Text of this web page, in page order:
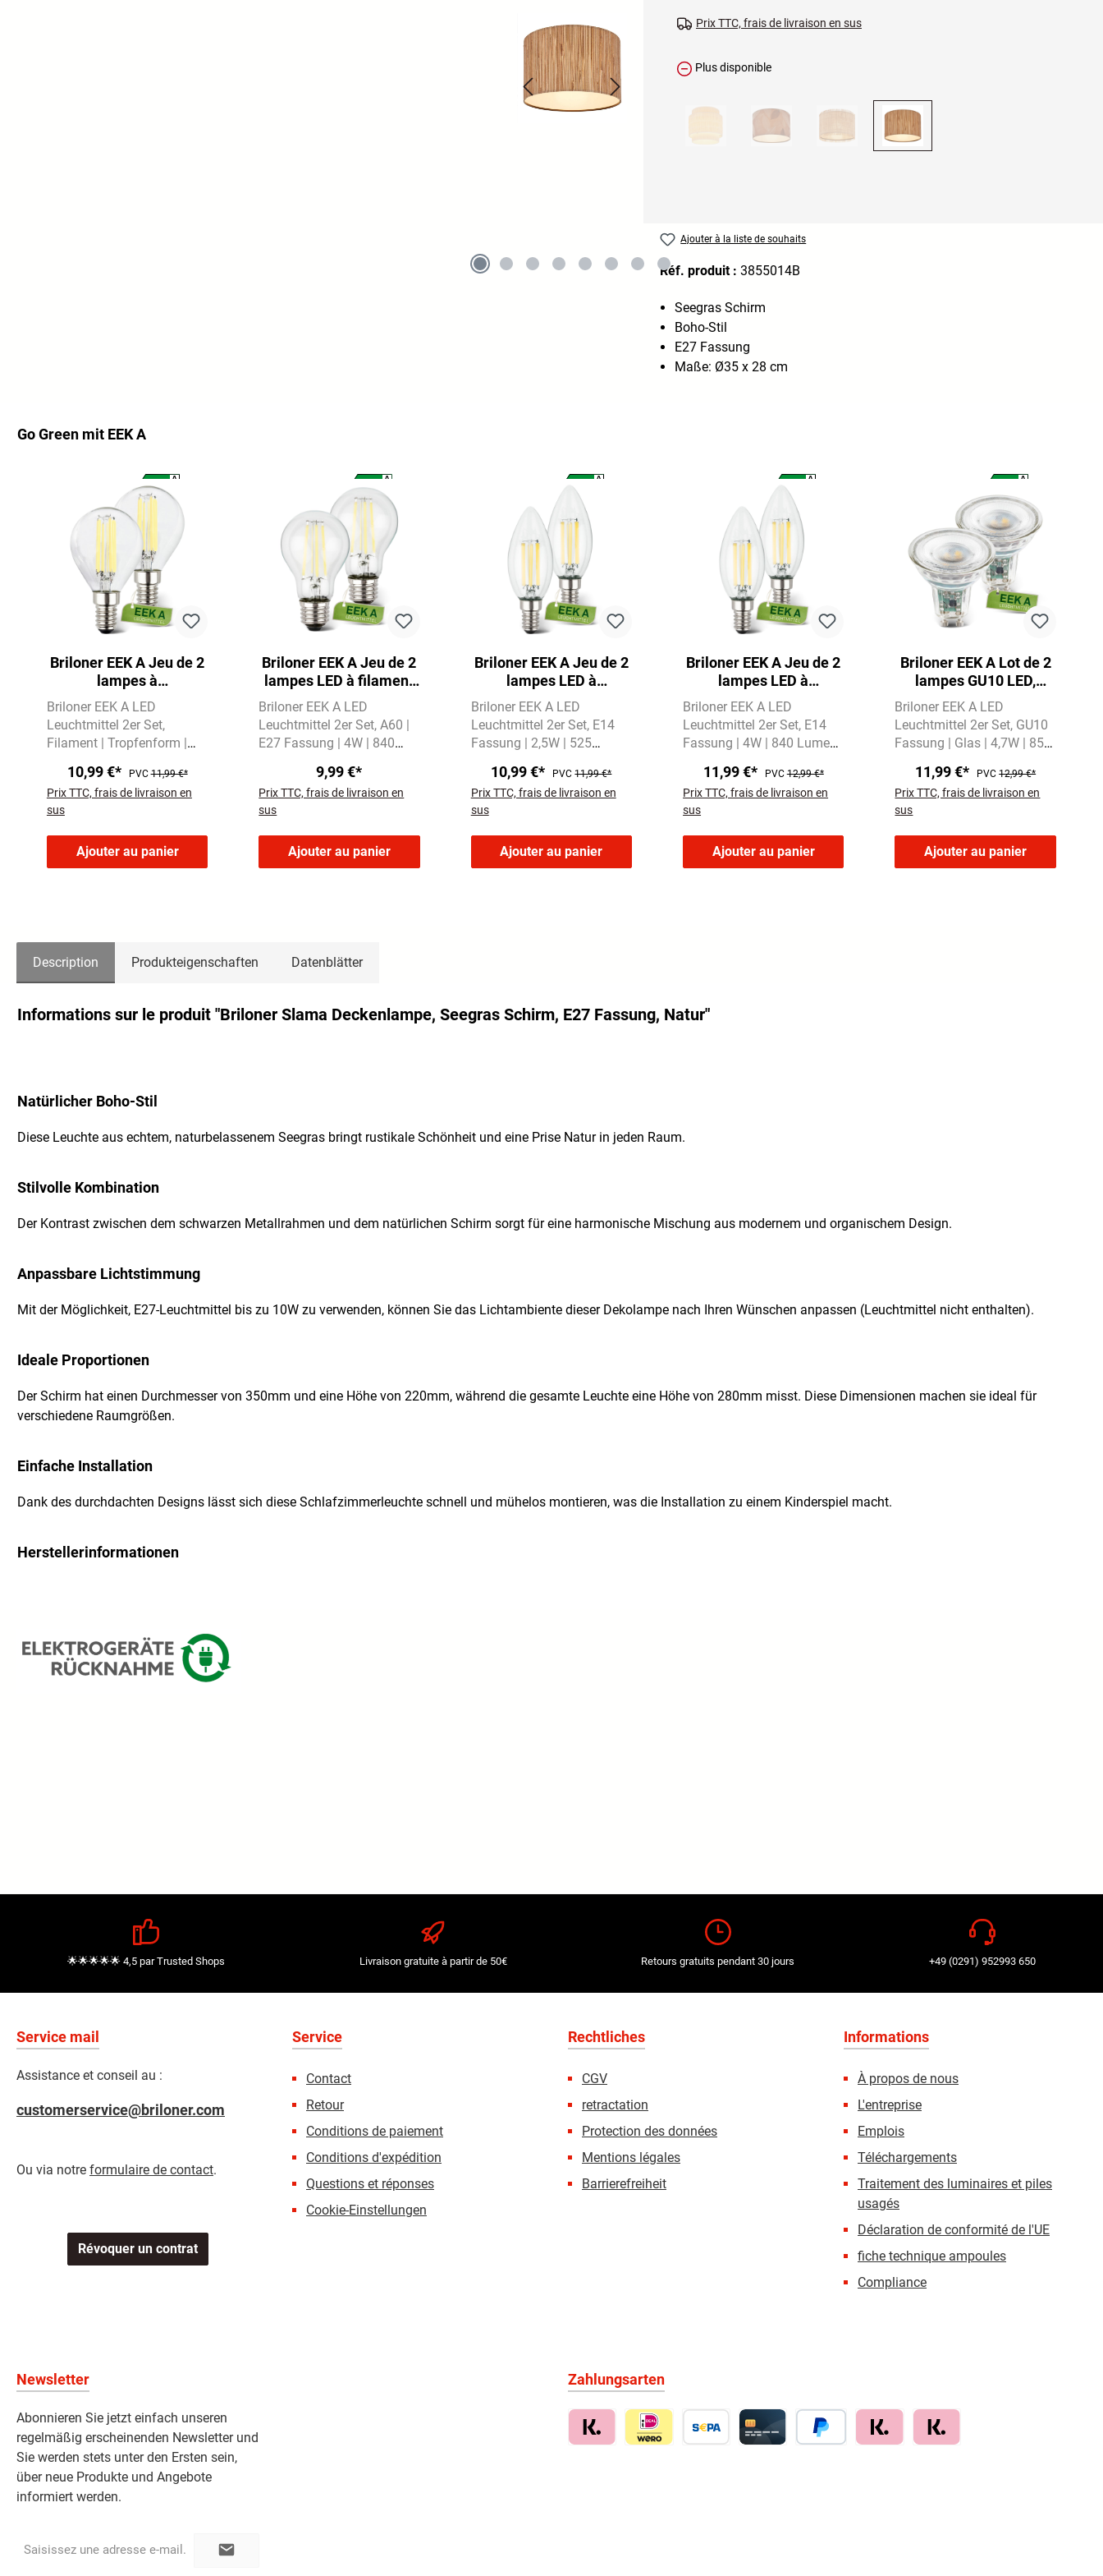
Prix TTC, frais de livraison en sus
Plus disponible
Ajouter à la liste de souhaits
Réf. produit : 3855014B
Seegras Schirm
Boho-Stil
E27 Fassung
Maße: Ø35 x 28 cm
Go Green mit EEK A
A
A
G
Briloner EEK A Jeu de 2
lampes à
incandescence LED E14,
lumière blanc chaud,
gouttelette
Briloner EEK A LED
Leuchtmittel 2er Set
Filament | Tropfenform |
Warmweißes Licht mit
3000 Kelvin
10,99 €* PVC11,99 €*
Prix TTC, frais de livraison en
sus
Ajouter au panier
A
A
G
Briloner EEK A Jeu de 2
lampes LED à filament
E27, lumière blanc
chaud, A60
Briloner EEK A LED
Leuchtmittel 2er Set A60 |
E27 Fassung | 4W | 840
mit 2700 Kelvin
9,99 €*
Prix TTC, frais de livraison en
sus
Ajouter au panier
A
Briloner EEK A Jeu de 2
lampes LED à
incandescence E14,
lumière blanc chaud,
bougie
Briloner EEK A LED
Leuchtmittel 2er Set E14
Fassung | 2,5W | 525
mit 3000 Kelvin
10,99 €* PVC11,99 €*
Prix TTC, frais de livraison en
sus
Ajouter au panier
A
Briloner EEK A Jeu de 2
lampes LED à
incandescence E14,
lumière blanc chaud,
bougie
Briloner EEK A LED
Leuchtmittel 2er Set E14
Fassung | 4W | 840 Lumen
3000 Kelvin
11,99 €* PVC12,99 €*
Prix TTC, frais de livraison en
sus
Ajouter au panier
A
Briloner EEK A Lot de 2
lampes GU10 LED,
lumière blanc chaud,
verre
Briloner EEK A LED
Leuchtmittel 2er Set GU10
Fassung | Glas | 4,7W | 850
mit 3000 Kelvin
11,99 €* PVC12,99 €*
Prix TTC, frais de livraison en
sus
Ajouter au panier
Description Produkteigenschaften Datenblätter
Informations sur le produit "Briloner Slama Deckenlampe, Seegras Schirm, E27 Fassung, Natur"
Natürlicher Boho-Stil
Diese Leuchte aus echtem, naturbelassenem Seegras bringt rustikale Schönheit und eine Prise Natur in jeden Raum.
Stilvolle Kombination
Der Kontrast zwischen dem schwarzen Metallrahmen und dem natürlichen Schirm sorgt für eine harmonische Mischung aus modernem und organischem Design.
Anpassbare Lichtstimmung
Mit der Möglichkeit, E27-Leuchtmittel bis zu 10W zu verwenden, können Sie das Lichtambiente dieser Dekolampe nach Ihren Wünschen anpassen (Leuchtmittel nicht enthalten).
Ideale Proportionen
Der Schirm hat einen Durchmesser von 350mm und eine Höhe von 220mm, während die gesamte Leuchte eine Höhe von 280mm misst. Diese Dimensionen machen sie ideal für
verschiedene Raumgrößen.
Einfache Installation
Dank des durchdachten Designs lässt sich diese Schlafzimmerleuchte schnell und mühelos montieren, was die Installation zu einem Kinderspiel macht.
Herstellerinformationen
🌟🌟🌟🌟🌟 4,5 par Trusted Shops Livraison gratuite à partir de 50€ Retours gratuits pendant 30 jours +49 (0291) 952993 650
Service mail
Assistance et conseil au :
customerservice@briloner.com
Ou via notre formulaire de contact.
Révoquer un contrat
Service
Contact
Retour
Conditions de paiement
Conditions d'expédition
Questions et réponses
Cookie-Einstellungen
Rechtliches
CGV
retractation
Protection des données
Mentions légales
Barrierefreiheit
Informations
À propos de nous
L'entreprise
Emplois
Téléchargements
Traitement des luminaires et piles
usagés
Déclaration de conformité de l'UE
fiche technique ampoules
Compliance
Newsletter
Abonnieren Sie jetzt einfach unseren
regelmäßig erscheinenden Newsletter und
Sie werden stets unter den Ersten sein,
über neue Produkte und Angebote
informiert werden.
Zahlungsarten